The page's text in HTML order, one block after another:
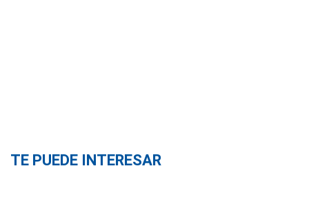
TE PUEDE INTERESAR